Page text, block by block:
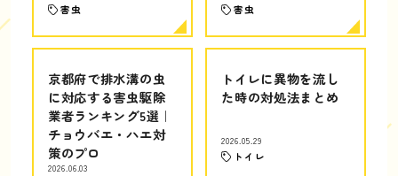
害虫 害虫
京都府で排水溝の虫
に対応する害虫駆除
業者ランキング5選｜
チョウバエ・ハエ対
策のプロ
2026.06.03
トイレに異物を流し
た時の対処法まとめ
2026.05.29
トイレ